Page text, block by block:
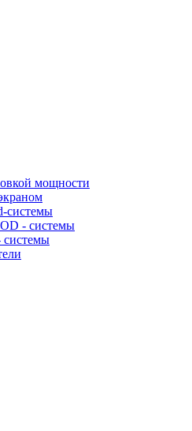
мощности
системы
- системы